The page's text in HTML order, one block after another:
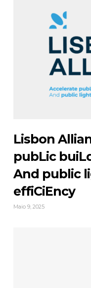
Lisbon
pubLic
And public
effiCiEncy
Maio 9, 2025